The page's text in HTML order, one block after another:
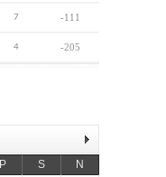
7 -111
4 -205
P S N